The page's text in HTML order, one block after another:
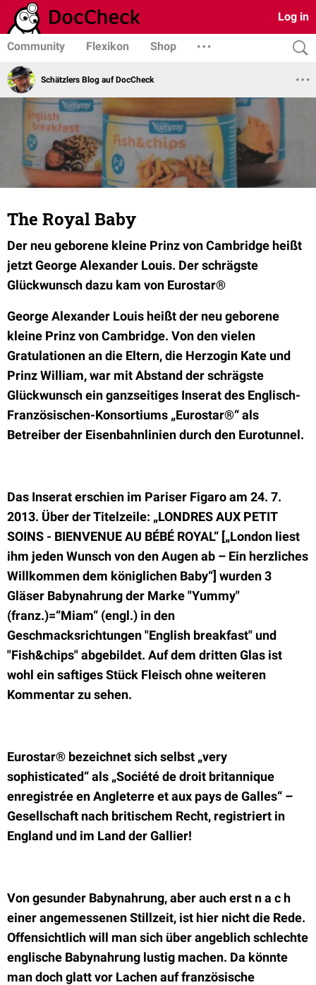
Log in
Community Flexikon Shop
Schätzlers Blog auf DocCheck
The Royal Baby
Der neu geborene kleine Prinz von Cambridge heißt
jetzt George Alexander Louis. Der schrägste
Glückwunsch dazu kam von Eurostar®
George Alexander Louis heißt der neu geborene
kleine Prinz von Cambridge. Von den vielen
Gratulationen an die Eltern, die Herzogin Kate und
Prinz William, war mit Abstand der schrägste
Glückwunsch ein ganzseitiges Inserat des Englisch-
Französischen-Konsortiums „Eurostar®“ als
Betreiber der Eisenbahnlinien durch den Eurotunnel.
Das Inserat erschien im Pariser Figaro am 24. 7.
2013. Über der Titelzeile: „LONDRES AUX PETIT
SOINS - BIENVENUE AU BÉBÉ ROYAL“ [„London liest
ihm jeden Wunsch von den Augen ab – Ein herzliches
Willkommen dem königlichen Baby“] wurden 3
Gläser Babynahrung der Marke "Yummy"
(franz.)=“Miam“ (engl.) in den
Geschmacksrichtungen "English breakfast" und
"Fish&chips" abgebildet. Auf dem dritten Glas ist
wohl ein saftiges Stück Fleisch ohne weiteren
Kommentar zu sehen.
Eurostar® bezeichnet sich selbst „very
sophisticated“ als „Société de droit britannique
enregistrée en Angleterre et aux pays de Galles“ –
Gesellschaft nach britischem Recht, registriert in
England und im Land der Gallier!
Von gesunder Babynahrung, aber auch erst n a c h
einer angemessenen Stillzeit, ist hier nicht die Rede.
Offensichtlich will man sich über angeblich schlechte
englische Babynahrung lustig machen. Da könnte
man doch glatt vor Lachen auf französische